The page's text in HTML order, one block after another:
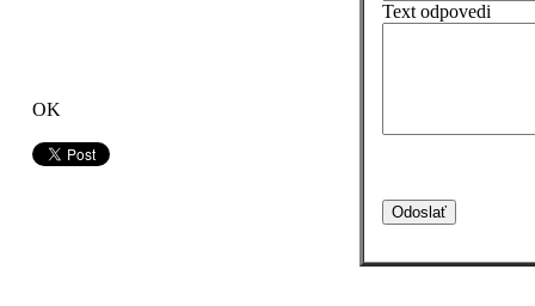
OK
Text odpovedi